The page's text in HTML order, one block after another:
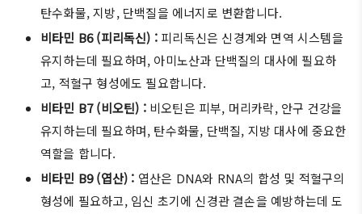
탄수화물, 지방, 단백질을 에너지로 변환합니다.
비타민 B6 (피리독신) : 피리독신은 신경계와 면역 시스템을
유지하는데 필요하며, 아미노산과 단백질의 대사에 필요하
고, 적혈구 형성에도 필요합니다.
비타민 B7 (비오틴) :비오틴은 피부, 머리카락, 안구 건강을
유지하는데 필요하며, 탄수화물, 단백질, 지방 대사에 중요한
역할을 합니다.
비타민 B9 (엽산) : 엽산은 DNA와 RNA의 합성 및 적혈구의
형성에 필요하고, 임신 초기에 신경관 결손을 예방하는데 도